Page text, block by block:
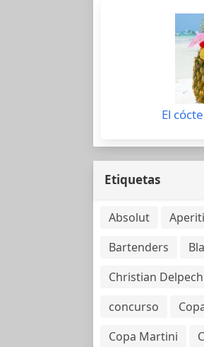
El
Etiquetas
Absolut
Bartenders
Christian Delpech
concurso
Copa Martini